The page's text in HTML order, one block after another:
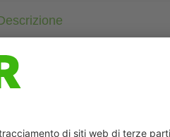
4 poli
Schermato
con portatarghetta
Custodie plastica con buona resistenza contro
La resistenza agli agenti aggressivi deve essere